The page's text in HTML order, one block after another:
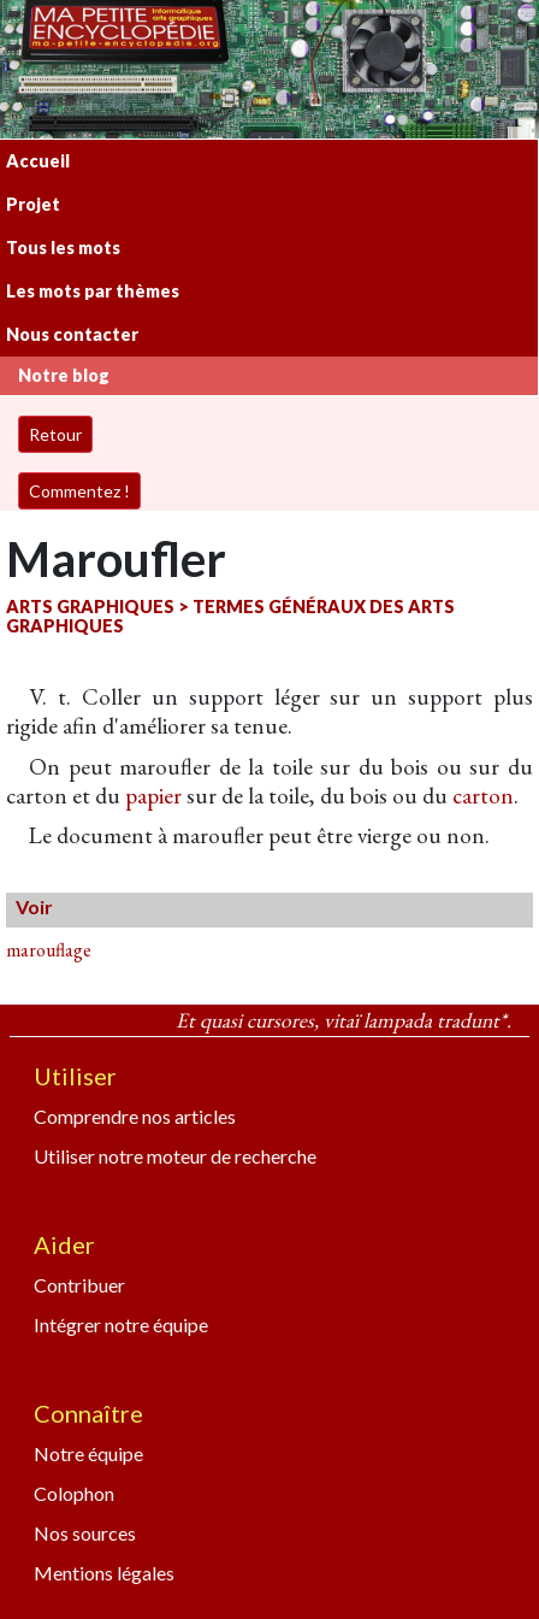
Accueil
Projet
Tous les mots
Les mots par thèmes
Nous contacter
Notre blog
Maroufler
ARTS GRAPHIQUES > TERMES GÉNÉRAUX DES ARTS
GRAPHIQUES
V. t. Coller un support léger sur un support plus
rigide afin d'améliorer sa tenue.
On peut maroufler de la toile sur du bois ou sur du
carton et du papiersur de la toile, du bois ou du carton.
Le document à maroufler peut être vierge ou non.
Voir
marouflage
Et quasi cursores, vitaï lampada tradunt*.
Utiliser
Comprendre nos articles
Utiliser notre moteur de recherche
Aider
Contribuer
Intégrer notre équipe
Connaître
Notre équipe
Colophon
Nos sources
Mentions légales